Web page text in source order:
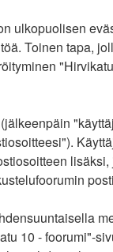
ulkopuolisen
Toinen tapa,
10 - foorumi"-